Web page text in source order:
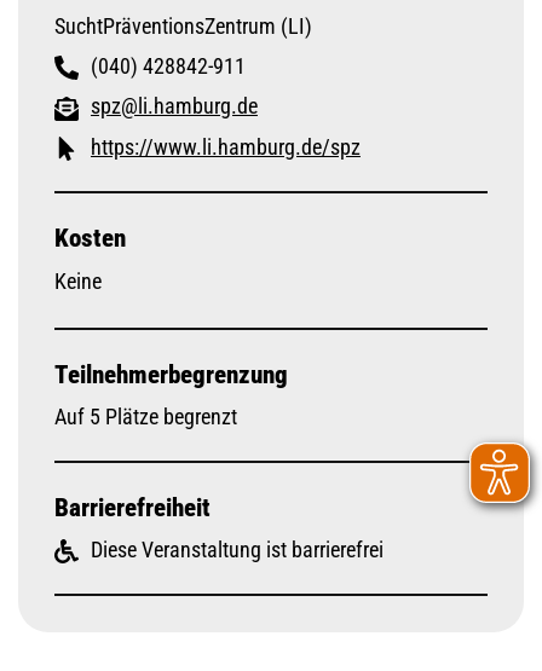
SuchtPräventionsZentrum (LI)
(040) 428842-911
spz@li.hamburg.de
https://www.li.hamburg.de/spz
Kosten
Keine
Teilnehmerbegrenzung
Auf 5 Plätze begrenzt
Barrierefreiheit
Diese Veranstaltung ist barrierefrei